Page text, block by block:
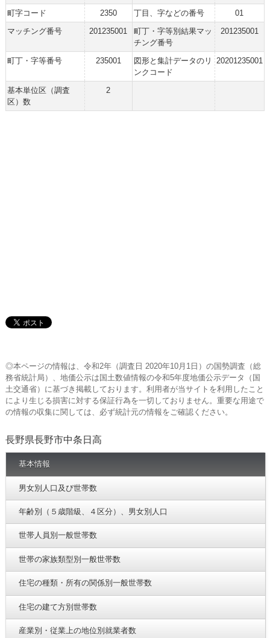
町字コード
2350 丁目、字などの番号
01
マッチング番号
201235001
町丁・字等別結果マッ
チング番号
201235001
町丁・字等番号 235001
図形と集計データのリ
ンクコード
20201235001
基本単位区（調査
区）数
2
◎本ページの情報は、令和2年（調査日 2020年10月1日）の国勢調査（総
務省統計局）、地価公示は国土数値情報の令和5年度地価公示データ（国
土交通省）に基づき掲載しております。利用者が当サイトを利用したこと
により生じる損害に対する保証行為を一切しておりません。重要な用途で
の情報の収集に関しては、必ず統計元の情報をご確認ください。
長野県長野市中条日高
基本情報
男女別人口及び世帯数
年齢別（５歳階級、４区分）、男女別人口
世帯人員別一般世帯数
世帯の家族類型別一般世帯数
住宅の種類・所有の関係別一般世帯数
住宅の建て方別世帯数
産業別・従業上の地位別就業者数